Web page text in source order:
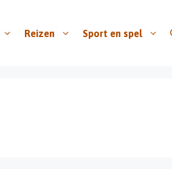
Reizen Sport en spel